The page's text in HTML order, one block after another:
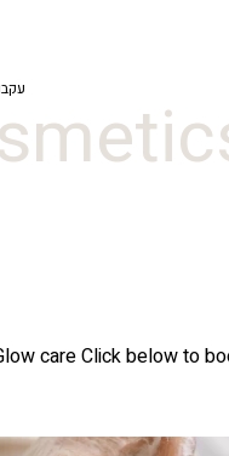
careClick below to
מועדון החברות שלנו סוף סוף